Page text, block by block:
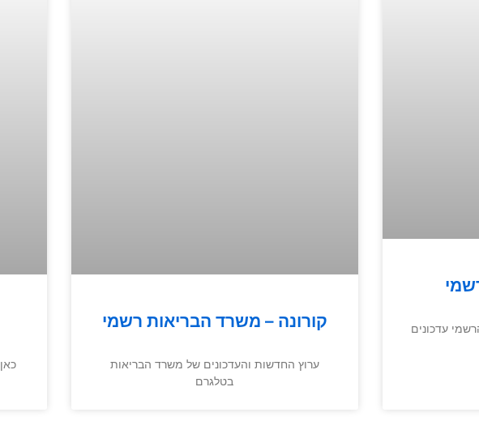
קורונה – משרד הבריאות רשמי
ערוץ החדשות והעדכונים של משרד הבריאות
בטלגרם
עדכונים